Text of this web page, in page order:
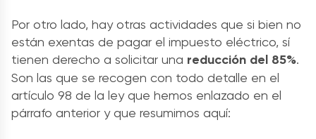
Por otro lado, hay otras actividades que si bien no
están exentas de pagar el impuesto eléctrico, sí
tienen derecho a solicitar una reducción del 85%.
Son las que se recogen con todo detalle en el
artículo 98 de la ley que hemos enlazado en el
párrafo anterior y que resumimos aquí: